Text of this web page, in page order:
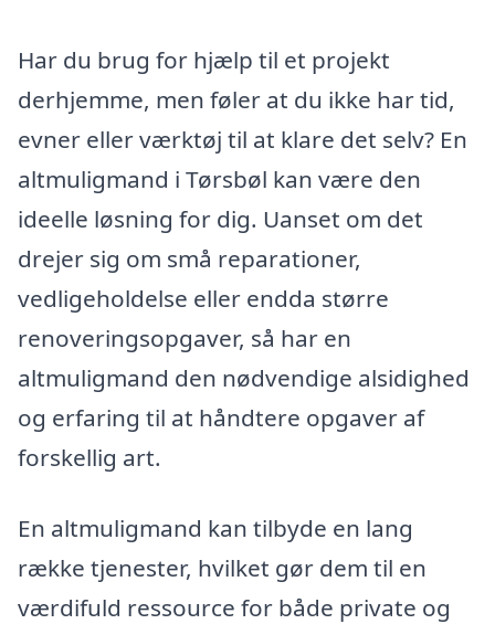
Har du brug for hjælp til et projekt
derhjemme, men føler at du ikke har tid,
evner eller værktøj til at klare det selv? En
altmuligmand i Tørsbøl kan være den
ideelle løsning for dig. Uanset om det
drejer sig om små reparationer,
vedligeholdelse eller endda større
renoveringsopgaver, så har en
altmuligmand den nødvendige alsidighed
og erfaring til at håndtere opgaver af
forskellig art.
En altmuligmand kan tilbyde en lang
række tjenester, hvilket gør dem til en
værdifuld ressource for både private og